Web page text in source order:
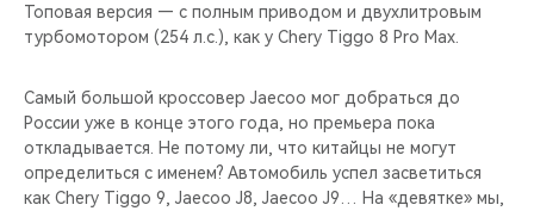
Топовая версия — с полным приводом и двухлитровым
турбомотором (254 л.с.), как у Chery Tiggo 8 Pro Max.
Самый большой кроссовер Jaecoo мог добраться до
России уже в конце этого года, но премьера пока
откладывается. Не потому ли, что китайцы не могут
определиться с именем? Автомобиль успел засветиться
как Chery Tiggo 9, Jaecoo J8, Jaecoo J9… На «девятке» мы,